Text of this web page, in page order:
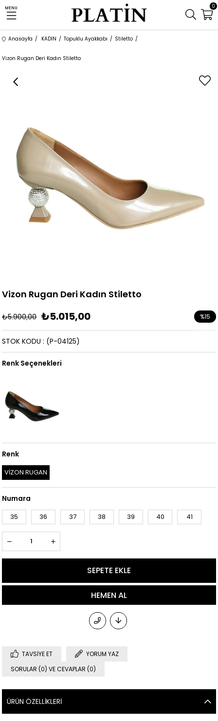
MENU 0
Anasayfa KADIN Topuklu Ayakkabı Stiletto
Vizon Rugan Deri Kadın Stiletto
Vizon Rugan Deri Kadın Stiletto
₺5.900,00 ₺5.015,00 %15
İndirim
(P-04125)
STOK KODU
Renk Seçenekleri
Renk
VİZON RUGAN
Numara
35 36 37 38 39 40 41
TAVSIYE ET
YORUM YAZ
SORULAR (0) VE CEVAPLAR (0)
ÜRÜN ÖZELLIKLERI